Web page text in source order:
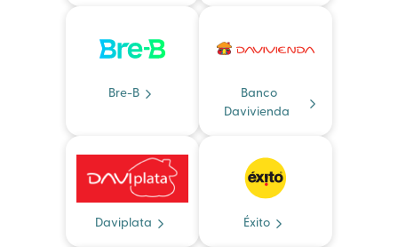
Bre-B
Banco
Davivienda
Daviplata Éxito